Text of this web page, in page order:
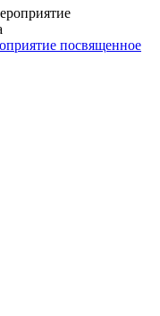
посвященное